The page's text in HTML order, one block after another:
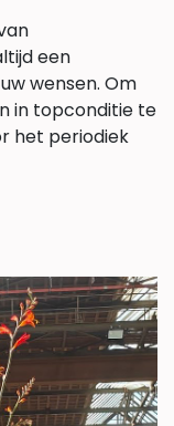
een
wensen. Om
in topconditie te
het periodiek